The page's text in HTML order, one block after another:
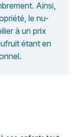
Ainsi,
le nu-
à un prix
étant en